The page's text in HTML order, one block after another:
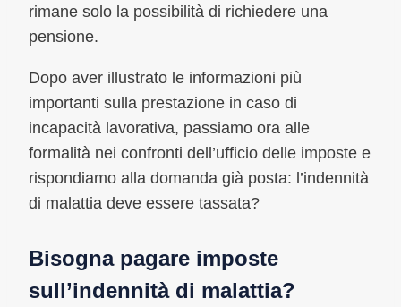
rimane solo la possibilità di richiedere una
pensione.
Dopo aver illustrato le informazioni più
importanti sulla prestazione in caso di
incapacità lavorativa, passiamo ora alle
formalità nei confronti dell’ufficio delle imposte e
rispondiamo alla domanda già posta: l’indennità
di malattia deve essere tassata?
Bisogna pagare imposte
sull’indennità di malattia?